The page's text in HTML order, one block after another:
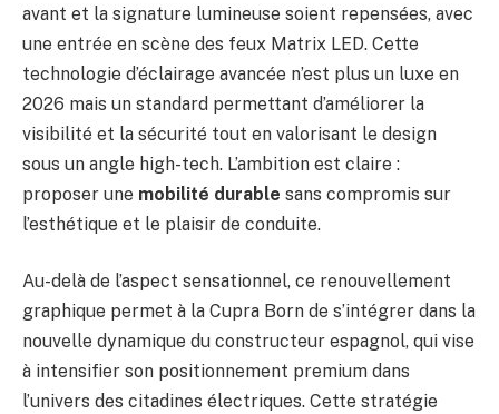
avant et la signature lumineuse soient repensées, avec
une entrée en scène des feux Matrix LED. Cette
technologie d’éclairage avancée n’est plus un luxe en
2026 mais un standard permettant d’améliorer la
visibilité et la sécurité tout en valorisant le design
sous un angle high-tech. L’ambition est claire :
proposer une mobilité durable sans compromis sur
l’esthétique et le plaisir de conduite.
Au-delà de l’aspect sensationnel, ce renouvellement
graphique permet à la Cupra Born de s’intégrer dans la
nouvelle dynamique du constructeur espagnol, qui vise
à intensifier son positionnement premium dans
l’univers des citadines électriques. Cette stratégie